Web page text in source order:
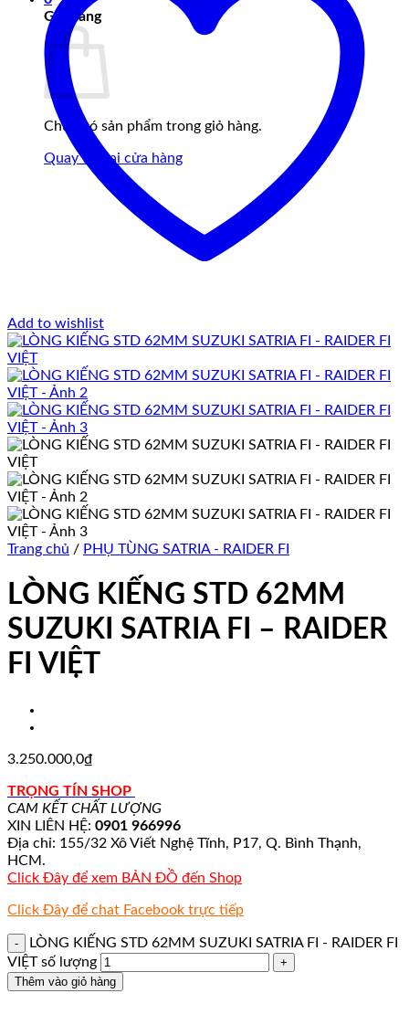
Giỏ hàng
Chưa có sản phẩm trong giỏ hàng.
Quay trở lại cửa hàng
Add to wishlist
Trang chủ / PHỤ TÙNG SATRIA - RAIDER FI
LÒNG KIẾNG STD 62MM
SUZUKI SATRIA FI – RAIDER
FI VIỆT
3.250.000,0₫
TRỌNG TÍN SHOP
CAM KẾT CHẤT LƯỢNG
XIN LIÊN HỆ: 0901 966996
Địa chỉ: 155/32 Xô Viết Nghệ Tĩnh, P17, Q. Bình Thạnh,
HCM.
Click Đây để xem BẢN ĐỒ đến Shop
Click Đây để chat Facebook trực tiếp
LÒNG KIẾNG STD 62MM SUZUKI SATRIA FI - RAIDER FI
VIỆT số lượng
Thêm vào giỏ hàng